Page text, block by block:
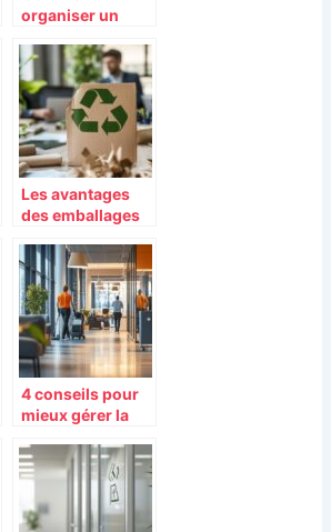
organiser un
d’entreprise
réussi en trois
étapes simples
Les avantages
des emballages
responsables
pour les
entreprises
4 conseils pour
mieux gérer la
entreprise et
garantir la
sécurité des
employés